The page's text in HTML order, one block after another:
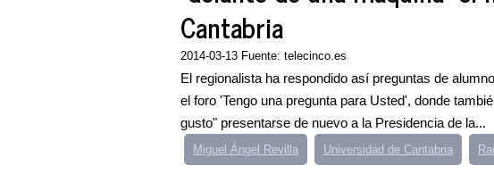
Cantabria
2014-03-13 Fuente: telecinco.es
El regionalista ha respondido así preguntas de
el foro 'Tengo una pregunta para Usted', donde
gusto" presentarse de nuevo a la Presidencia de la...
Miguel Ángel Revilla Universidad de Cantabria